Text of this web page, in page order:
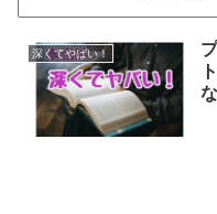
深くてやばい！